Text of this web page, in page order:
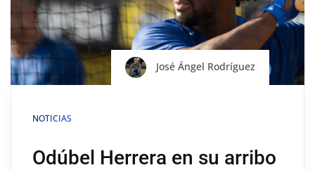
José Ángel Rodríguez
NOTICIAS
Odúbel Herrera en su arribo